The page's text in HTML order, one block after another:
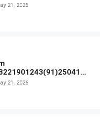
21, 2026
Bright Serum
21, 2026